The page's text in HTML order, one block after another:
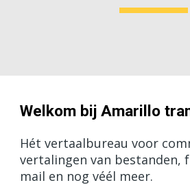
Welkom bij Amarillo
Hét vertaalbureau voor
vertalingen van bestanden,
mail en nog véél meer.